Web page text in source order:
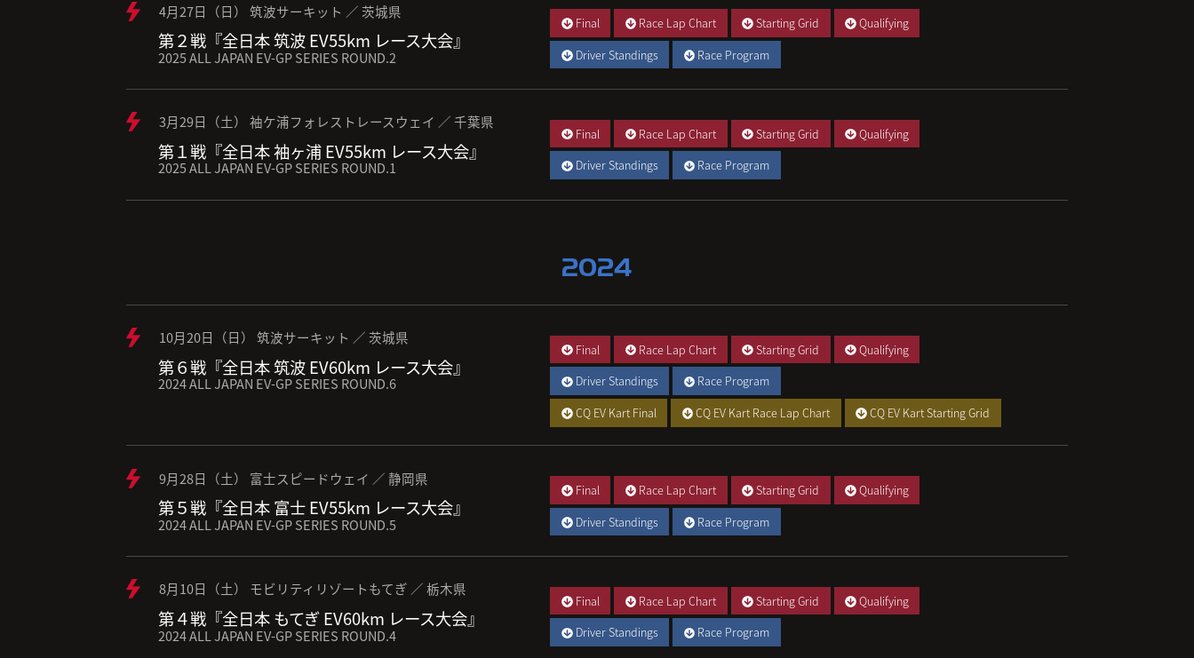
4月27日（日） 筑波サーキット ／ 茨城県
第２戦『全日本 筑波 EV55km レース大会』
2025 ALL JAPAN EV-GP SERIES ROUND.2
Final Race Lap Chart Starting Grid
Qualifying
Driver Standings
Race Program
3月29日（土） 袖ケ浦フォレストレースウェイ ／ 千葉県
第１戦『全日本 袖ヶ浦 EV55km レース大会』
2025 ALL JAPAN EV-GP SERIES ROUND.1
Final Race Lap Chart Starting Grid
Qualifying
Driver Standings
Race Program
2024
10月20日（日） 筑波サーキット ／ 茨城県
第６戦『全日本 筑波 EV60km レース大会』
2024 ALL JAPAN EV-GP SERIES ROUND.6
Final Race Lap Chart Starting Grid
Qualifying
Driver Standings
Race Program
CQ EV Kart Final
CQ EV Kart Race Lap Chart CQ EV Kart Starting Grid
9月28日（土） 富士スピードウェイ ／ 静岡県
第５戦『全日本 富士 EV55km レース大会』
2024 ALL JAPAN EV-GP SERIES ROUND.5
Final Race Lap Chart Starting Grid
Qualifying
Driver Standings
Race Program
8月10日（土） モビリティリゾートもてぎ ／ 栃木県
第４戦『全日本 もてぎ EV60km レース大会』
2024 ALL JAPAN EV-GP SERIES ROUND.4
Final Race Lap Chart Starting Grid
Qualifying
Driver Standings
Race Program